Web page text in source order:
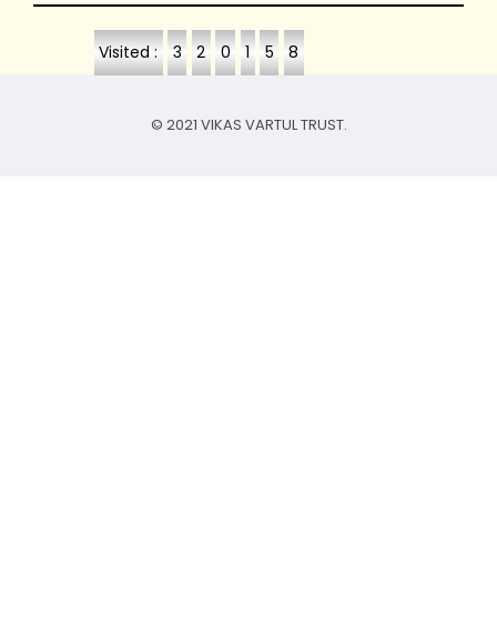
Visited : 3 2 0 1 5 8
© 2021 VIKAS VARTUL TRUST.